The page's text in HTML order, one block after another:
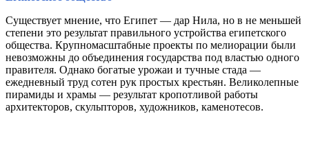
Существует мнение, что Египет — дар Нила, но в не меньшей
степени это результат правильного устройства египетского
общества. Крупномасштабные проекты по мелиорации были
невозможны до объединения государства под властью одного
правителя. Однако богатые урожаи и тучные стада —
ежедневный труд сотен рук простых крестьян. Великолепные
пирамиды и храмы — результат кропотливой работы
архитекторов, скульпторов, художников, каменотесов.